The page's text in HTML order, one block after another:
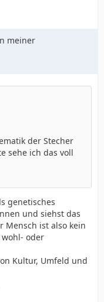
meiner
der Stecher
sehe ich das voll
genetisches
und siehst das
Mensch ist also kein
oder
Kultur, Umfeld und